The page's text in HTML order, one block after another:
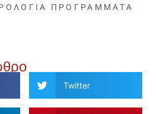
ΠΡΟΓΡΆΜΜΑΤΑ
Twitter